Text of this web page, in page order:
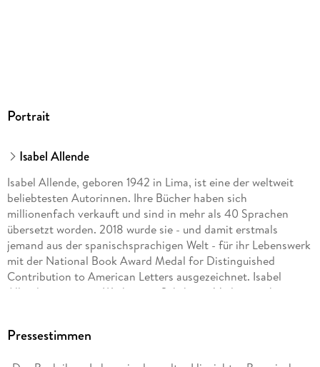
Portrait
Isabel Allende
Isabel Allende, geboren 1942 in Lima, ist eine der weltweit
beliebtesten Autorinnen. Ihre Bücher haben sich
millionenfach verkauft und sind in mehr als 40 Sprachen
übersetzt worden. 2018 wurde sie - und damit erstmals
jemand aus der spanischsprachigen Welt - für ihr Lebenswerk
mit der National Book Award Medal for Distinguished
Contribution to American Letters ausgezeichnet. Isabel
Allendes gesamtes Werk ist im Suhrkamp Verlag erschienen.
Pressestimmen